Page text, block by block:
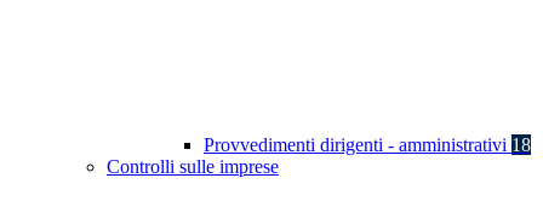
Provvedimenti dirigenti - amministrativi 18
Controlli sulle imprese